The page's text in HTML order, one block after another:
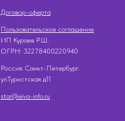
Договор-оферта
Пользовательское соглашение
ИП Кураев Р.Ш.
OГРН: 32278400220940
Россия. Санкт-Петербург.
ул.Туристская д11
stor@eiva-info.ru